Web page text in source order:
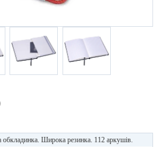
обкладинка. Широка резинка. 112 аркушів.